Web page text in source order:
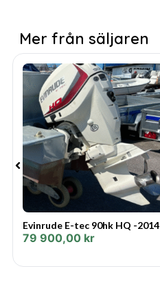
Mer från säljaren
Evinrude E-tec 90hk HQ -2014
79 900,00 kr